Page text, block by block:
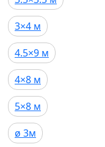
3×4 м
4.5×9 м
4×8 м
5×8 м
ø 3м